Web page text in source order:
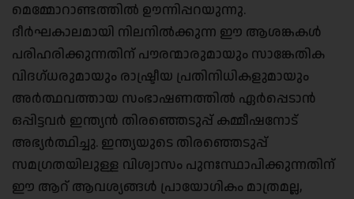
മെമ്മോറാണ്ടത്തിൽ ഊന്നിപ്പറയുന്നു.
ദീർഘകാലമായി നിലനിൽക്കുന്ന ഈ ആശങ്കകൾ
പരിഹരിക്കുന്നതിന് പൗരന്മാരുമായും സാങ്കേതിക
വിദഗ്ധരുമായും രാഷ്ട്രീയ പ്രതിനിധികളുമായും
അർത്ഥവത്തായ സംഭാഷണത്തിൽ ഏർപ്പെടാൻ
ഒപ്പിട്ടവർ ഇന്ത്യൻ തിരഞ്ഞെടുപ്പ് കമ്മീഷനോട്
അഭ്യർത്ഥിച്ചു. ഇന്ത്യയുടെ തിരഞ്ഞെടുപ്പ്
സമഗ്രതയിലുള്ള വിശ്വാസം പുനഃസ്ഥാപിക്കുന്നതിന്
ഈ ആറ് ആവശ്യങ്ങൾ പ്രായോഗികം മാത്രമല്ല,